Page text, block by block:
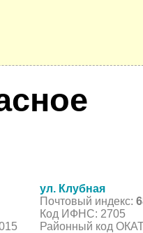
ул. Клубная
Почтовый индекс:
Код ИФНС: 2705
Районный код